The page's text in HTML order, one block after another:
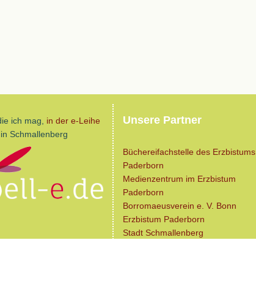
ich mag, in der e-Leihe
Schmallenberg
Unsere Partner
Büchereifachstelle des Erzbistums
Paderborn
Medienzentrum im Erzbistum
Paderborn
Borromaeusverein e. V. Bonn
Erzbistum Paderborn
Stadt Schmallenberg